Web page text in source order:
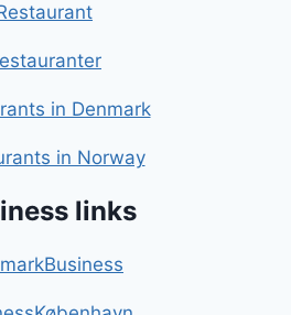
in Denmark
in Norway
links